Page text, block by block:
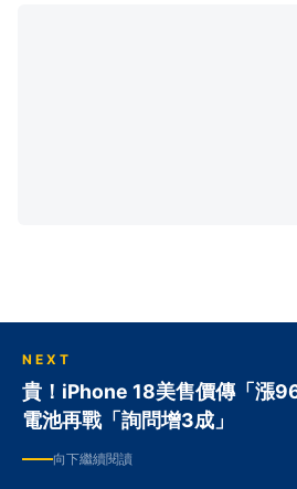
NEXT
貴！iPhone 18美售價傳「漲
電池再戰「詢問增3成」
向下繼續閱讀